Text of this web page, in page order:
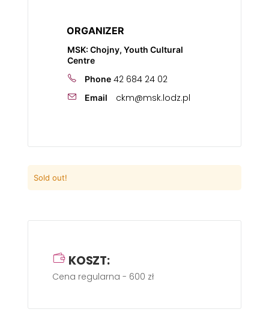
ORGANIZER
MSK: Chojny, Youth Cultural
Centre
Phone 42 684 24 02
Email ckm@msk.lodz.pl
Sold out!
KOSZT:
Cena regularna - 600 zł